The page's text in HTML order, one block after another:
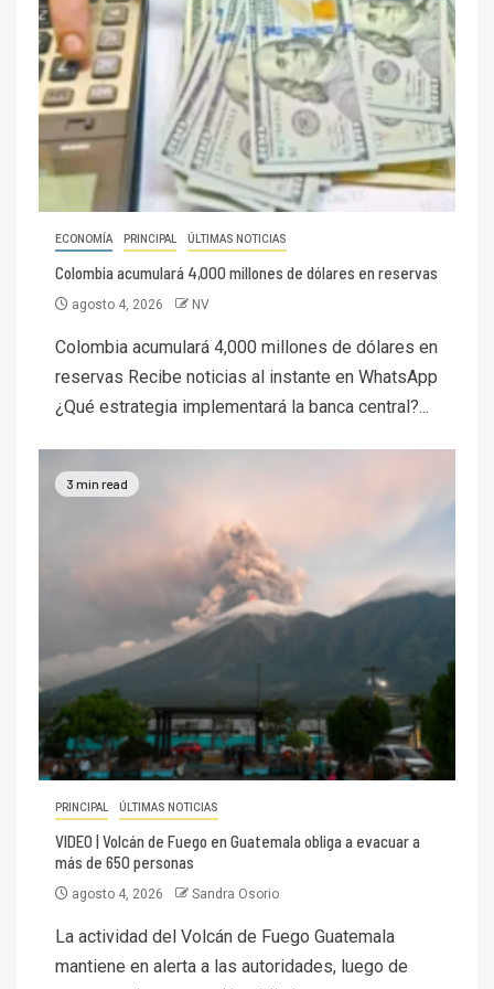
ECONOMÍA PRINCIPAL ÚLTIMAS NOTICIAS
Colombia acumulará 4,000 millones de dólares en reservas
agosto 4, 2026 NV
Colombia acumulará 4,000 millones de dólares en
reservas Recibe noticias al instante en WhatsApp
¿Qué estrategia implementará la banca central?...
3 min read
PRINCIPAL ÚLTIMAS NOTICIAS
VIDEO | Volcán de Fuego en Guatemala obliga a evacuar a
más de 650 personas
agosto 4, 2026 Sandra Osorio
La actividad del Volcán de Fuego Guatemala
mantiene en alerta a las autoridades, luego de